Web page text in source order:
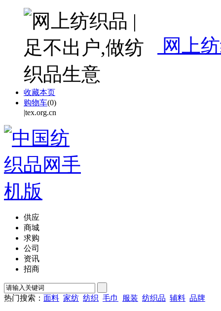
网上
收藏本页
购物车(0)
|tex.org.cn
供应
商城
求购
公司
资讯
招商
热门搜索： 面料 家纺 纺织 毛巾 服装 纺织品 辅料 品牌